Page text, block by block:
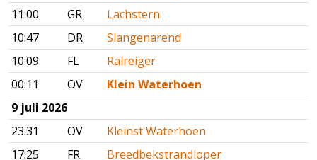
11:00
GR
Lachstern
10:47
DR
Slangenarend
10:09
FL
Ralreiger
00:11
OV
Klein Waterhoen
9 juli 2026
23:31
OV
Kleinst Waterhoen
17:25
FR
Breedbekstrandloper